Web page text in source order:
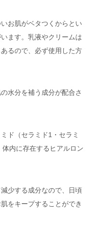
お肌がベタつくからとい
ます。乳液やクリームは
るので、必ず使用した方
水分を補う成分が配合さ
ド（セラミド1・セラミ
体内に存在するヒアルロン
少する成分なので、日頃
をキープすることができ